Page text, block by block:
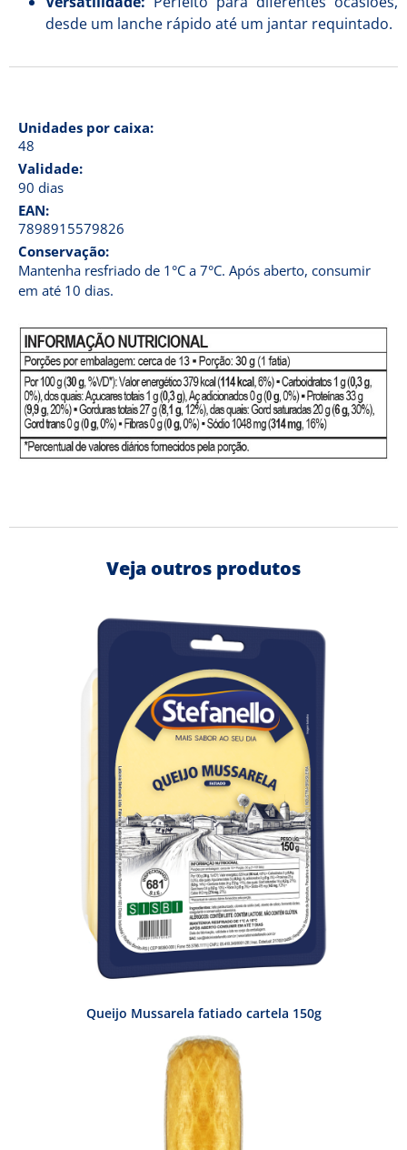
desde um lanche rápido até um jantar requintado.
Unidades por caixa:
48
Validade:
90 dias
EAN:
7898915579826
Conservação:
Mantenha resfriado de 1°C a 7°C. Após aberto, consumir
em até 10 dias.
Veja outros produtos
Queijo Mussarela fatiado cartela 150g